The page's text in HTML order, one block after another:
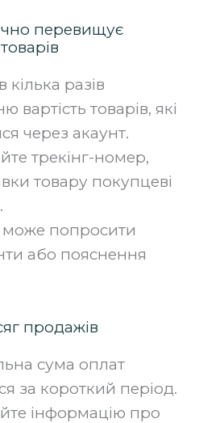
перевищує
разів
товарів, які
через акаунт.
трекінг-номер,
товару покупцеві
попросити
або пояснення
продажів
сума оплат
за короткий період.
інформацію про